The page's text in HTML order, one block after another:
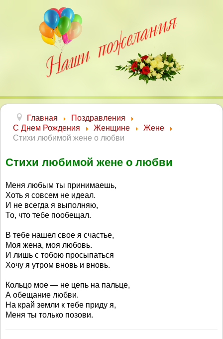
Главная
Поздравления
С Днем Рождения
Женщине
Жене
Стихи любимой жене о любви
Стихи любимой жене о любви
Меня любым ты принимаешь,
Хоть я совсем не идеал.
И не всегда я выполняю,
То, что тебе пообещал.
В тебе нашел свое я счастье,
Моя жена, моя любовь.
И лишь с тобою просыпаться
Хочу я утром вновь и вновь.
Кольцо мое — не цепь на пальце,
А обещание любви.
На край земли к тебе приду я,
Меня ты только позови.